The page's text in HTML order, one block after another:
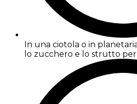
In una ciotola o in
lo zucchero e lo strutto